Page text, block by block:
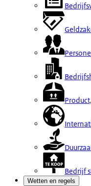
Bedrijf
Wetten en regels